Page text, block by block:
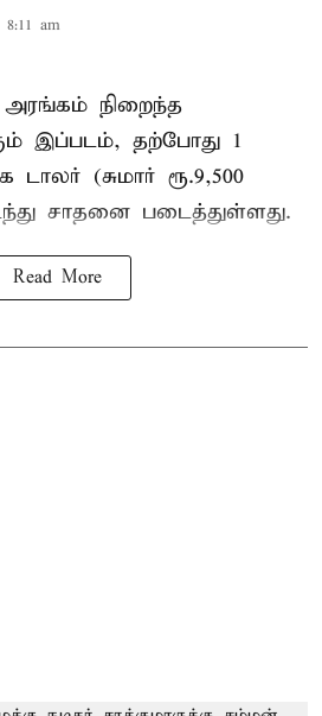
am
நிறைந்த
இப்படம், தற்போது 1
(சுமார் ரூ.9,500
சாதனை படைத்துள்ளது.
Read More